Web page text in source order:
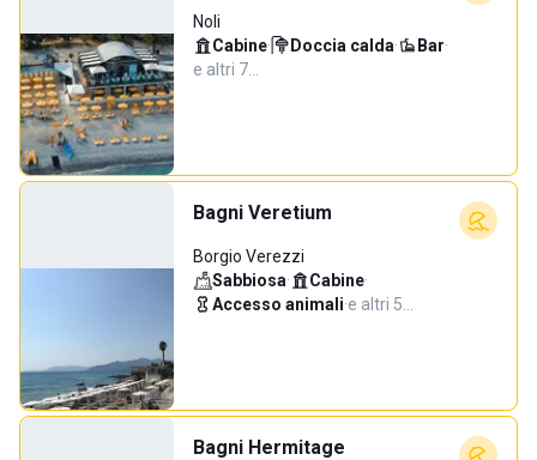
Noli
Cabine· Doccia calda· Bar·
e altri 7…
Bagni Veretium
Borgio Verezzi
Sabbiosa· Cabine·
Accesso animali·e altri 5…
Bagni Hermitage